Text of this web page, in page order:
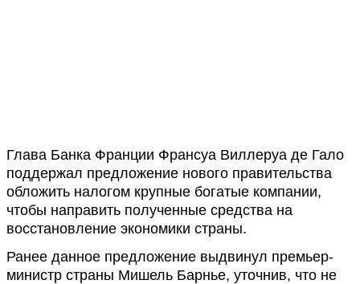
Глава Банка Франции Франсуа Виллеруа де Гало
поддержал предложение нового правительства
обложить налогом крупные богатые компании,
чтобы направить полученные средства на
восстановление экономики страны.
Ранее данное предложение выдвинул премьер-
министр страны Мишель Барнье, уточнив, что не